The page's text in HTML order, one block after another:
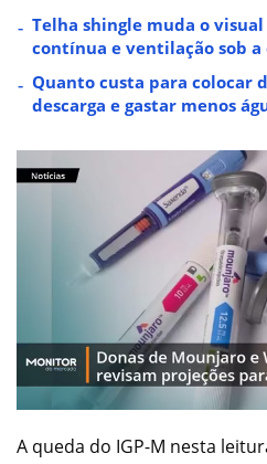
Telha shingle muda o visual
contínua e ventilação sob
Quanto custa para colocar
descarga e gastar menos
A queda do IGP-M nesta